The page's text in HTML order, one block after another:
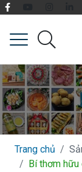
Trang chủ
Bí thơm